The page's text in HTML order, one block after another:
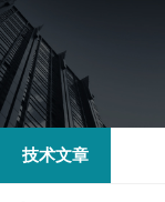
技术文章